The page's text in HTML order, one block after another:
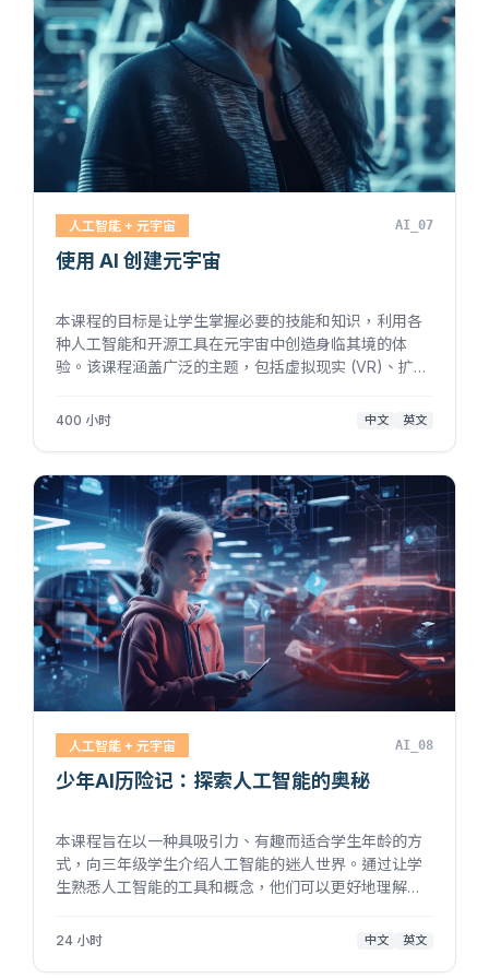
人工智能 + 元宇宙 AI_07
使用 AI 创建元宇宙
本课程的目标是让学生掌握必要的技能和知识，利用各
种人工智能和开源工具在元宇宙中创造身临其境的体
验。该课程涵盖广泛的主题，包括虚拟现实 (VR)、扩展
中心化自治组织 (DAO) 和各种人工智能工具。 ------...
400 小时 中文 英文
人工智能 + 元宇宙 AI_08
少年AI历险记：探索人工智能的奥秘
本课程旨在以一种具吸引力、有趣而适合学生年龄的方
式，向三年级学生介绍人工智能的迷人世界。通过让学
生熟悉人工智能的工具和概念，他们可以更好地理解他
作准备。通过实践活动、游戏、创意练习和富趣味性的
24 小时 中文 英文